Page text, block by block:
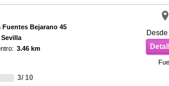
Desde
Fuentes Bejarano 45
Sevilla
3.46 km
3/ 10